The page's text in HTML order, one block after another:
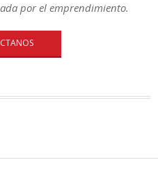
por el emprendimiento.